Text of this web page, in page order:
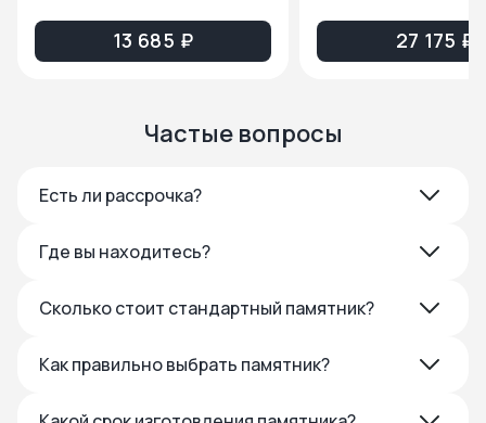
13 685 ₽ 27 175 ₽
Частые вопросы
Есть ли рассрочка?
Где вы находитесь?
Сколько стоит стандартный памятник?
Как правильно выбрать памятник?